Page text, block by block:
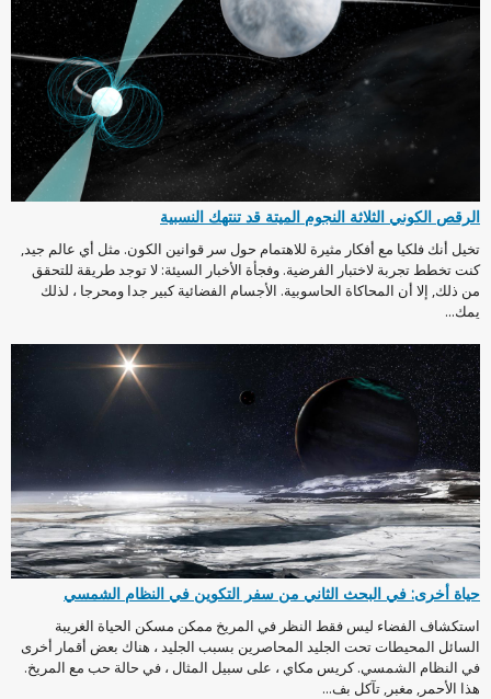
الرقص الكوني الثلاثة النجوم الميتة قد تنتهك النسبية
تخيل أنك فلكيا مع أفكار مثيرة للاهتمام حول سر قوانين الكون. مثل أي عالم جيد,
كنت تخطط تجربة لاختبار الفرضية. وفجأة الأخبار السيئة: لا توجد طريقة للتحقق
من ذلك, إلا أن المحاكاة الحاسوبية. الأجسام الفضائية كبير جدا ومحرجا ، لذلك
يمك...
حياة أخرى: في البحث الثاني من سفر التكوين في النظام الشمسي
استكشاف الفضاء ليس فقط النظر في المريخ ممكن مسكن الحياة الغريبة
السائل المحيطات تحت الجليد المحاصرين بسبب الجليد ، هناك بعض أقمار أخرى
في النظام الشمسي. كريس مكاي ، على سبيل المثال ، في حالة حب مع المريخ.
هذا الأحمر, مغبر, تآكل بف...